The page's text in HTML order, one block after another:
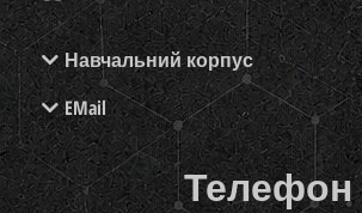
Навчальний корпус
EMail
Телефон